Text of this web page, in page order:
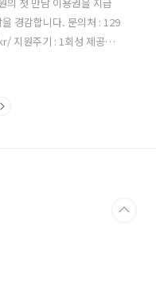
의 첫 만남 이용권을 지급
경감합니다. 문의처 : 129
원주기 : 1회성 제공유
1일 이후 출생아로서 출
이용권을 지급 (지급방식)